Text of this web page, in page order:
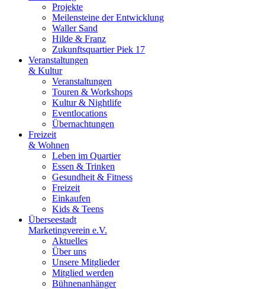
Projekte
Meilensteine der Entwicklung
Waller Sand
Hilde & Franz
Zukunftsquartier Piek 17
Veranstaltungen
& Kultur
Veranstaltungen
Touren & Workshops
Kultur & Nightlife
Eventlocations
Übernachtungen
Freizeit
& Wohnen
Leben im Quartier
Essen & Trinken
Gesundheit & Fitness
Freizeit
Einkaufen
Kids & Teens
Überseestadt
Marketingverein e.V.
Aktuelles
Über uns
Unsere Mitglieder
Mitglied werden
Bühnenanhänger